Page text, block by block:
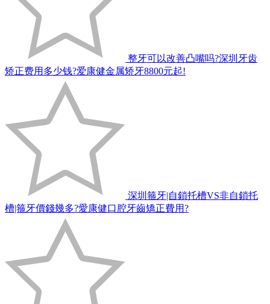
整牙可以改善凸嘴吗?深圳牙齿
矫正费用多少钱?爱康健金属矫牙8800元起!
深圳箍牙|自鎖托槽VS非自鎖托
槽|箍牙價錢幾多?愛康健口腔牙齒矯正費用?